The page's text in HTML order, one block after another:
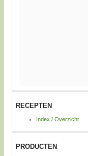
RECEPTEN
Index / Overzicht
PRODUCTEN